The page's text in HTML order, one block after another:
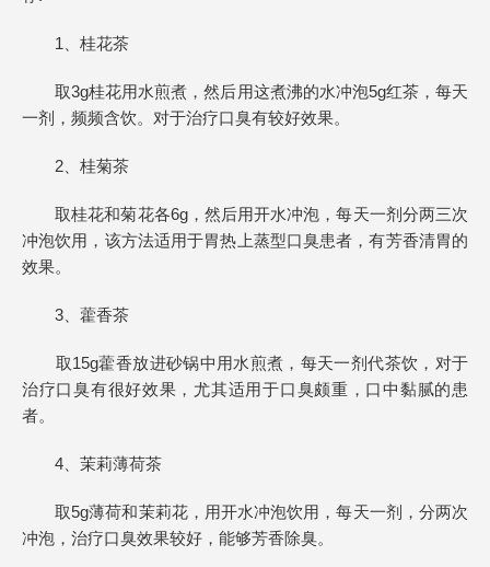
1、桂花茶
取3g桂花用水煎煮，然后用这煮沸的水冲泡5g红茶，每天
一剂，频频含饮。对于治疗口臭有较好效果。
2、桂菊茶
取桂花和菊花各6g，然后用开水冲泡，每天一剂分两三次
冲泡饮用，该方法适用于胃热上蒸型口臭患者，有芳香清胃的
效果。
3、藿香茶
取15g藿香放进砂锅中用水煎煮，每天一剂代茶饮，对于
治疗口臭有很好效果，尤其适用于口臭颇重，口中黏腻的患
者。
4、茉莉薄荷茶
取5g薄荷和茉莉花，用开水冲泡饮用，每天一剂，分两次
冲泡，治疗口臭效果较好，能够芳香除臭。